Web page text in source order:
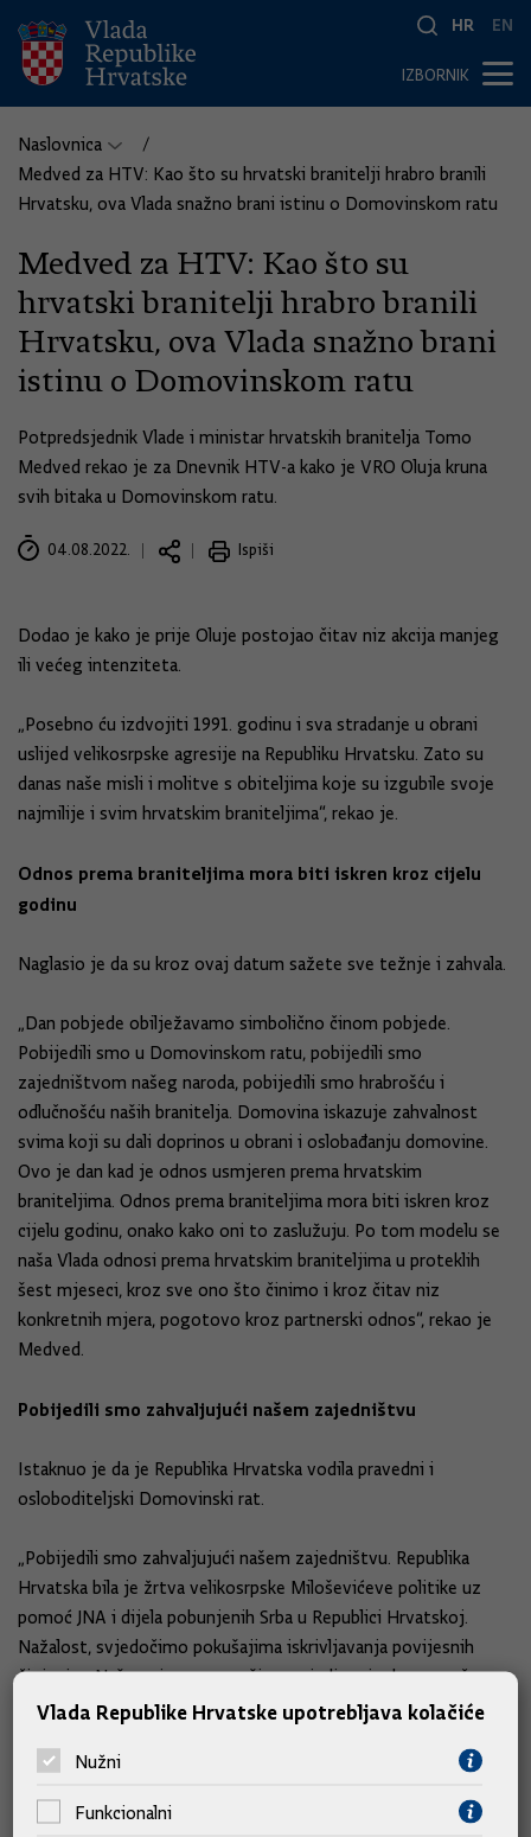
HR EN
IZBORNIK
Naslovnica
Medved za HTV: Kao što su hrvatski branitelji hrabro branili
Hrvatsku, ova Vlada snažno brani istinu o Domovinskom ratu
Medved za HTV: Kao što su
hrvatski branitelji hrabro branili
Hrvatsku, ova Vlada snažno brani
istinu o Domovinskom ratu
Potpredsjednik Vlade i ministar hrvatskih branitelja Tomo
Medved rekao je za Dnevnik HTV-a kako je VRO Oluja kruna
svih bitaka u Domovinskom ratu.
04.08.2022. Ispiši
Dodao je kako je prije Oluje postojao čitav niz akcija manjeg
ili većeg intenziteta.
„Posebno ću izdvojiti 1991. godinu i sva stradanje u obrani
uslijed velikosrpske agresije na Republiku Hrvatsku. Zato su
danas naše misli i molitve s obiteljima koje su izgubile svoje
najmilije i svim hrvatskim braniteljima“, rekao je.
Odnos prema braniteljima mora biti iskren kroz cijelu
godinu
Naglasio je da su kroz ovaj datum sažete sve težnje i zahvala.
„Dan pobjede obilježavamo simbolično činom pobjede.
Pobijedili smo u Domovinskom ratu, pobijedili smo
zajedništvom našeg naroda, pobijedili smo hrabrošću i
odlučnošću naših branitelja. Domovina iskazuje zahvalnost
svima koji su dali doprinos u obrani i oslobađanju domovine.
Ovo je dan kad je odnos usmjeren prema hrvatskim
braniteljima. Odnos prema braniteljima mora biti iskren kroz
cijelu godinu, onako kako oni to zaslužuju. Po tom modelu se
naša Vlada odnosi prema hrvatskim braniteljima u proteklih
šest mjeseci, kroz sve ono što činimo i kroz čitav niz
konkretnih mjera, pogotovo kroz partnerski odnos“, rekao je
Medved.
Pobijedili smo zahvaljujući našem zajedništvu
Istaknuo je da je Republika Hrvatska vodila pravedni i
osloboditeljski Domovinski rat.
„Pobijedili smo zahvaljujući našem zajedništvu. Republika
Hrvatska bila je žrtva velikosrpske Miloševićeve politike uz
pomoć JNA i dijela pobunjenih Srba u Republici Hrvatskoj.
Nažalost, svjedočimo pokušajima iskrivljavanja povijesnih
činjenica. Naš poziv prema našim susjedima je da se suoče sa
svojom prošlošću, da se suoče sa svojom ulogom u toj
normaliziranja odnosa, poglavito ako govorimo o Srbiji, da daju
doprinos u pronalasku nestalih osoba, da procesuiraju
počinitelje teških kaznenih djela ratnog zločina, da prihvate
Vlada Republike Hrvatske upotrebljava kolačiće
Nužni
Funkcionalni